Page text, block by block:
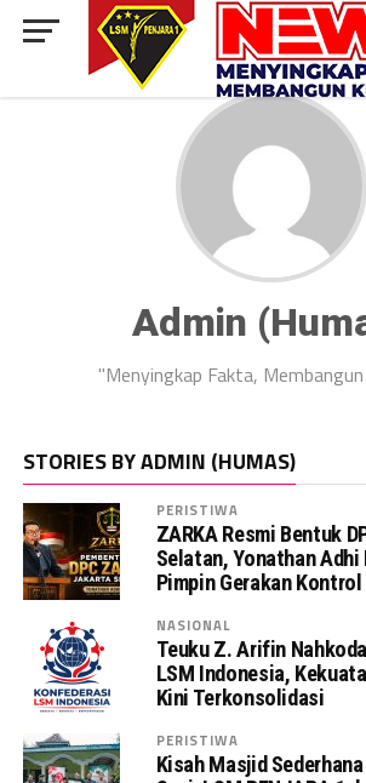
Admin
"Menyingkap Fakta,
STORIES BY ADMIN (HUMAS)
PERISTIWA
ZARKA Resmi Bentuk
Selatan, Yonathan Adhi
Pimpin Gerakan Kontrol
NASIONAL
Teuku Z. Arifin
LSM Indonesia,
Kini Terkonsolidasi
PERISTIWA
Kisah Masjid